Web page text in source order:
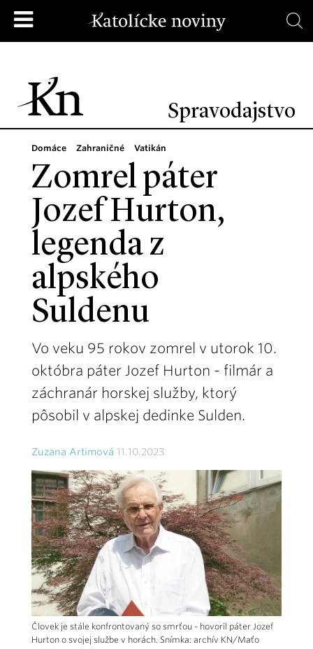
Spravodajstvo
Domáce Zahraničné Vatikán
Zomrel páter
Jozef Hurton,
legenda z
alpského
Suldenu
Vo veku 95 rokov zomrel v utorok 10.
októbra páter Jozef Hurton - filmár a
záchranár horskej služby, ktorý
pôsobil v alpskej dedinke Sulden.
Zuzana Artimová 11.10.2023
Človek je stále konfrontovaný so smrťou - hovoril páter Jozef
Hurton o svojej službe v horách. Snímka: archív KN/Maťo